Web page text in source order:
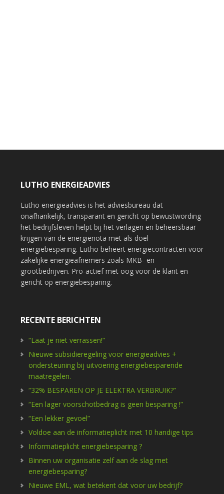
LUTHO ENERGIEADVIES
Lutho energieadvies is het adviesbureau dat
onafhankelijk, transparant en gericht op bewustwording
het bedrijfsleven helpt bij het verlagen en beheersbaar
krijgen van de energienota met als doel
energiebesparing. Lutho beheert energiecontracten voor
zakelijke energieafnemers zoals MKB- en
grootbedrijven. Pro-actief met oog voor de klant en
gericht op energiebesparing.
RECENTE BERICHTEN
“Laat je niet verrassen!”
Nieuwe subsidieregeling voor energieadvies +
ondersteuning bij uitvoering energiebesparende
maatregelen.
“32% BESPAREN OP JE ELEKTRA VERBRUIK?”
“Een lager voorschotbedrag is geen besparing !”
“Een lekker gevoel”
Voldoe aan de informatieplicht met 10 handige tips
Informatieplicht energiebesparing ?
Binnen uw organisatie zelf aan de slag met
energiebesparing?
Nieuwe EML, wat betekent dat voor uw bedrijf?